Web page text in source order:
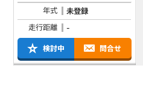
年式
未登録
走行距離
-
検討中 問合せ